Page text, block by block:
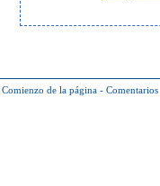
Comienzo de la página - Comentarios